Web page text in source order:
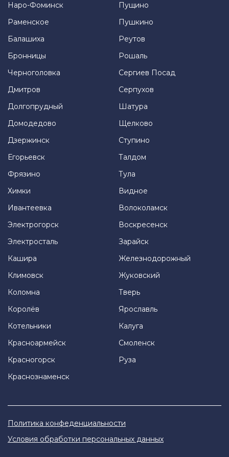
Наро-Фоминск
Раменское
Балашиха
Бронницы
Черноголовка
Дмитров
Долгопрудный
Домодедово
Дзержинск
Егорьевск
Фрязино
Химки
Ивантеевка
Электрогорск
Электросталь
Кашира
Климовск
Коломна
Королёв
Котельники
Красноармейск
Красногорск
Краснознаменск
Пущино
Пушкино
Реутов
Рошаль
Сергиев Посад
Серпухов
Шатура
Щелково
Ступино
Талдом
Тула
Видное
Волоколамск
Воскресенск
Зарайск
Железнодорожный
Жуковский
Тверь
Ярославль
Калуга
Смоленск
Руза
Политика конфеденциальности
Условия обработки персональных данных